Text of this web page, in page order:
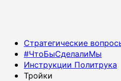
Основное
меню
Стратегические
#ЧтоБыСделалиМы
Инструкции Политрука
Тройки